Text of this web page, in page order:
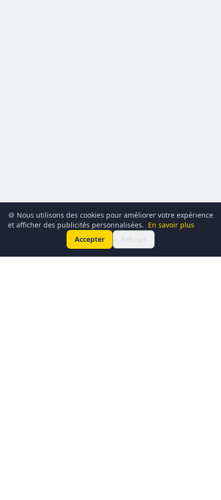
🍪 Nous utilisons des cookies pour améliorer votre expérience
et afficher des publicités personnalisées. En savoir plus
Accepter
Refuser